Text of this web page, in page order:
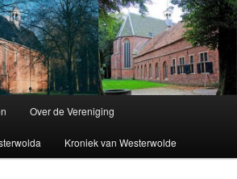
Over de Vereniging
Kroniek van Westerwolde